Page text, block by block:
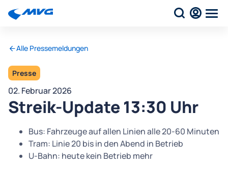
Alle Pressemeldungen
Presse
02. Februar 2026
Streik-Update 13:30 Uhr
Bus: Fahrzeuge auf allen Linien alle 20-60 Minuten
Tram: Linie 20 bis in den Abend in Betrieb
U-Bahn: heute kein Betrieb mehr